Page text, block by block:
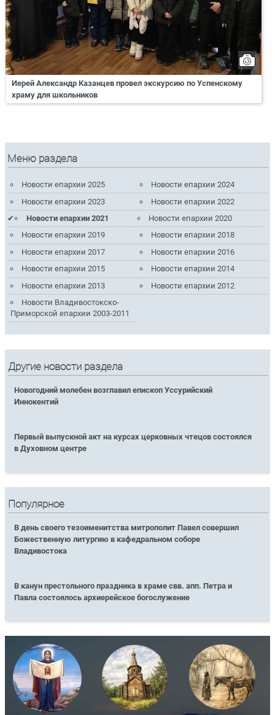
Иерей Александр Казанцев провел экскурсию по Успенскому
храму для школьников
Меню раздела
Новости епархии 2025
Новости епархии 2024
Новости епархии 2023
Новости епархии 2022
Новости епархии 2021
Новости епархии 2020
Новости епархии 2019
Новости епархии 2018
Новости епархии 2017
Новости епархии 2016
Новости епархии 2015
Новости епархии 2014
Новости епархии 2013
Новости епархии 2012
Новости Владивостокско-
Приморской епархии 2003-2011
Другие новости раздела
Новогодний молебен возглавил епископ Уссурийский
Иннокентий
Первый выпускной акт на курсах церковных чтецов состоялся
в Духовном центре
Популярное
В день своего тезоименитства митрополит Павел совершил
Божественную литургию в кафедральном соборе
Владивостока
В канун престольного праздника в храме свв. апп. Петра и
Павла состоялось архиерейское богослужение